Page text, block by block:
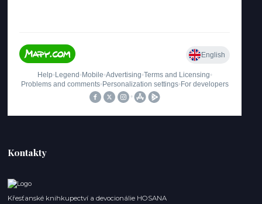
Kontakty
Křesťanské knihkupectví a devocionálie HOSANA